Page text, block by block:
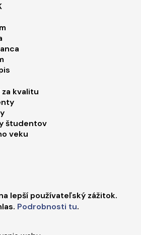
3
za kvalitu
študentov
veku
lepší používateľský zážitok.
Podrobnosti tu.